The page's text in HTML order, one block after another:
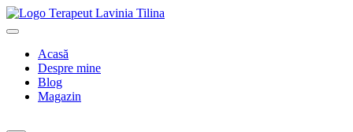
Sari
la
Acasă
Despre mine
Blog
Magazin